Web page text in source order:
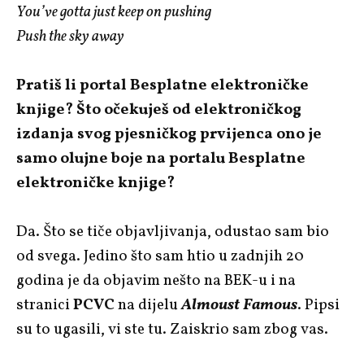
You’ve gotta just keep on pushing
Push the sky away
Pratiš li portal Besplatne elektroničke
knjige? Što očekuješ od elektroničkog
izdanja svog pjesničkog prvijenca ono je
samo olujne boje na portalu Besplatne
elektroničke knjige?
Da. Što se tiče objavljivanja, odustao sam bio
od svega. Jedino što sam htio u zadnjih 20
godina je da objavim nešto na BEK-u i na
straniciPCVCna dijeluAlmoust Famous. Pipsi
su to ugasili, vi ste tu. Zaiskrio sam zbog vas.